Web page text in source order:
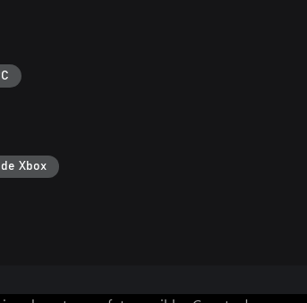
Xbox